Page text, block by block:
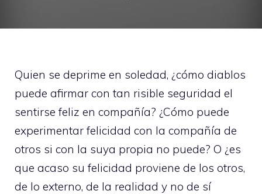
Quien se deprime en soledad, ¿cómo diablos
puede afirmar con tan risible seguridad el
sentirse feliz en compañía? ¿Cómo puede
experimentar felicidad con la compañía de
otros si con la suya propia no puede? O ¿es
que acaso su felicidad proviene de los otros,
de lo externo, de la realidad y no de sí